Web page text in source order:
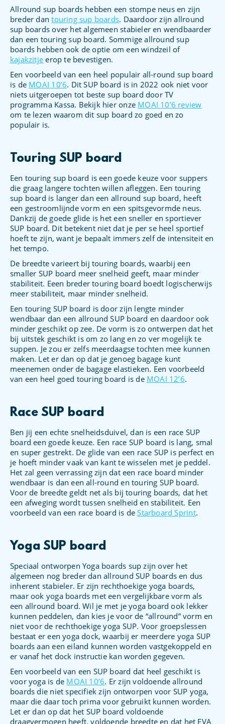
Allround sup boards hebben een stompe neus en zijn
breder dantouring sup boards. Daardoor zijn allround
sup boards over het algemeen stabieler en wendbaarder
dan een touring sup board. Sommige allround sup
boards hebben ook de optie om een windzeil of
kajakzitje erop te bevestigen.
Een voorbeeld van een heel populair all-round sup board
is de MOAI 10’6. Dit SUP board is in 2022 ook niet voor
niets uitgeroepen tot beste sup board door TV
programma Kassa. Bekijk hier onze MOAI 10’6 review
om te lezen waarom dit sup board zo goed en zo
populair is.
Touring SUP board
Een touring sup board is een goede keuze voor suppers
die graag langere tochten willen afleggen. Een touring
sup board is langer dan een allround sup board, heeft
een gestroomlijnde vorm en een spitsgevormde neus.
Dankzij de goede glide is het een sneller en sportiever
SUP board. Dit betekent niet dat je per se heel sportief
hoeft te zijn, want je bepaalt immers zelf de intensiteit en
het tempo.
De breedte varieert bij touring boards, waarbij een
smaller SUP board meer snelheid geeft, maar minder
stabiliteit. Eeen breder touring board boedt logischerwijs
meer stabiliteit, maar minder snelheid.
Een touring SUP board is door zijn lengte minder
wendbaar dan een allround SUP board en daardoor ook
minder geschikt op zee. De vorm is zo ontwerpen dat het
bij uitstek geschikt is om zo lang en zo ver mogelijk te
suppen. Je zou er zelfs meerdaagse tochten mee kunnen
maken. Let er dan op dat je genoeg bagage kunt
meenemen onder de bagage elastieken. Een voorbeeld
van een heel goed touring board is de MOAI 12’6.
Race SUP board
Ben jij een echte snelheidsduivel, dan is een race SUP
board een goede keuze. Een race SUP board is lang, smal
en super gestrekt. De glide van een race SUP is perfect en
je hoeft minder vaak van kant te wisselen met je peddel.
Het zal geen verrassing zijn dat een race board minder
wendbaar is dan een all-round en touring SUP board.
Voor de breedte geldt net als bij touring boards, dat het
een afweging wordt tussen snelheid en stabiliteit. Een
voorbeeld van een race board is deStarboard Sprint.
Yoga SUP board
Speciaal ontworpen Yoga boards sup zijn over het
algemeen nog breder dan allround SUP boards en dus
inherent stabieler. Er zijn rechthoekige yoga boards,
maar ook yoga boards met een vergelijkbare vorm als
een allround board. Wil je met je yoga board ook lekker
kunnen peddelen, dan kies je voor de “allround” vorm en
niet voor de rechthoekige yoga SUP. Voor groepslessen
bestaat er een yoga dock, waarbij er meerdere yoga SUP
boards aan een eiland kunnen worden vastgekoppeld en
er vanaf het dock instructie kan worden gegeven.
Een voorbeeld van een SUP board dat heel geschikt is
voor yoga is de MOAI 10’6. Er zijn voldoende allround
boards die niet specifiek zijn ontworpen voor SUP yoga,
maar die daar toch prima voor gebruikt kunnen worden.
Let er dan op dat het SUP board voldoende
draagvermogen heeft, voldoende breedte en dat het EVA